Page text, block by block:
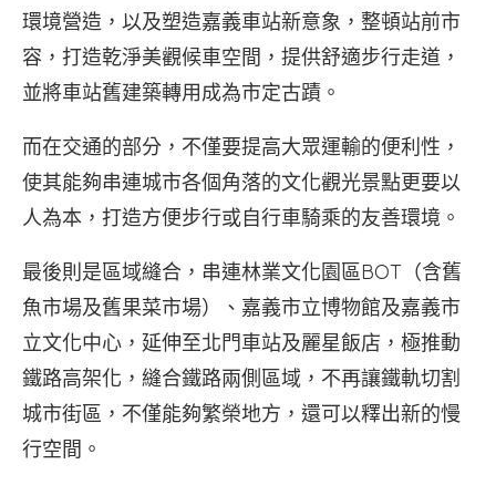
環境營造，以及塑造嘉義車站新意象，整頓站前市
容，打造乾淨美觀候車空間，提供舒適步行走道，
並將車站舊建築轉用成為市定古蹟。
而在交通的部分，不僅要提高大眾運輸的便利性，
使其能夠串連城市各個角落的文化觀光景點更要以
人為本，打造方便步行或自行車騎乘的友善環境。
最後則是區域縫合，串連林業文化園區BOT（含舊
魚市場及舊果菜市場）、嘉義市立博物館及嘉義市
立文化中心，延伸至北門車站及麗星飯店，極推動
鐵路高架化，縫合鐵路兩側區域，不再讓鐵軌切割
城市街區，不僅能夠繁榮地方，還可以釋出新的慢
行空間。